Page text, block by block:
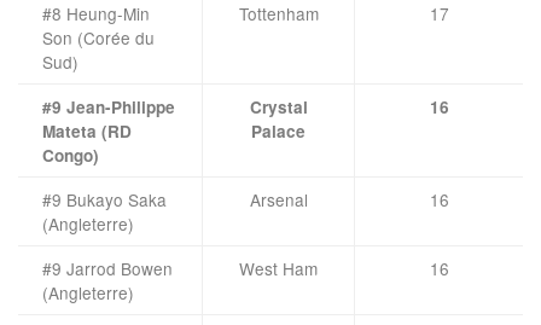
#8 Heung-Min
Son (Corée du
Sud)
Tottenham 17
#9 Jean-Philippe
Mateta (RD
Congo)
Crystal
Palace
16
#9 Bukayo Saka
(Angleterre)
Arsenal 16
#9 Jarrod Bowen
(Angleterre)
West Ham 16